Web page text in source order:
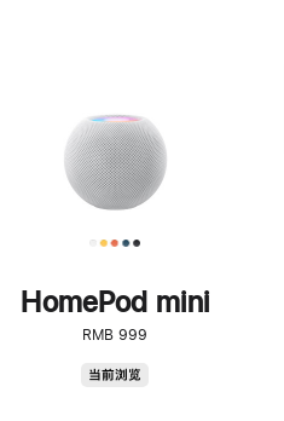
HomePod mini
RMB 999
当前浏览